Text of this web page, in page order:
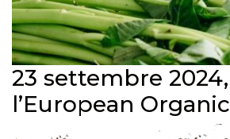
23 settembre
l’European